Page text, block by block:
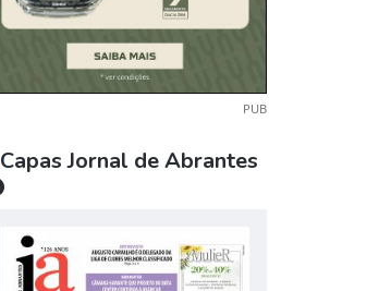
PUB
Capas Jornal de Abrantes